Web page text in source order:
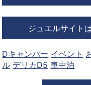
ジュエルサイト
Dキャンパー イベント
ル デリカD5 車中泊